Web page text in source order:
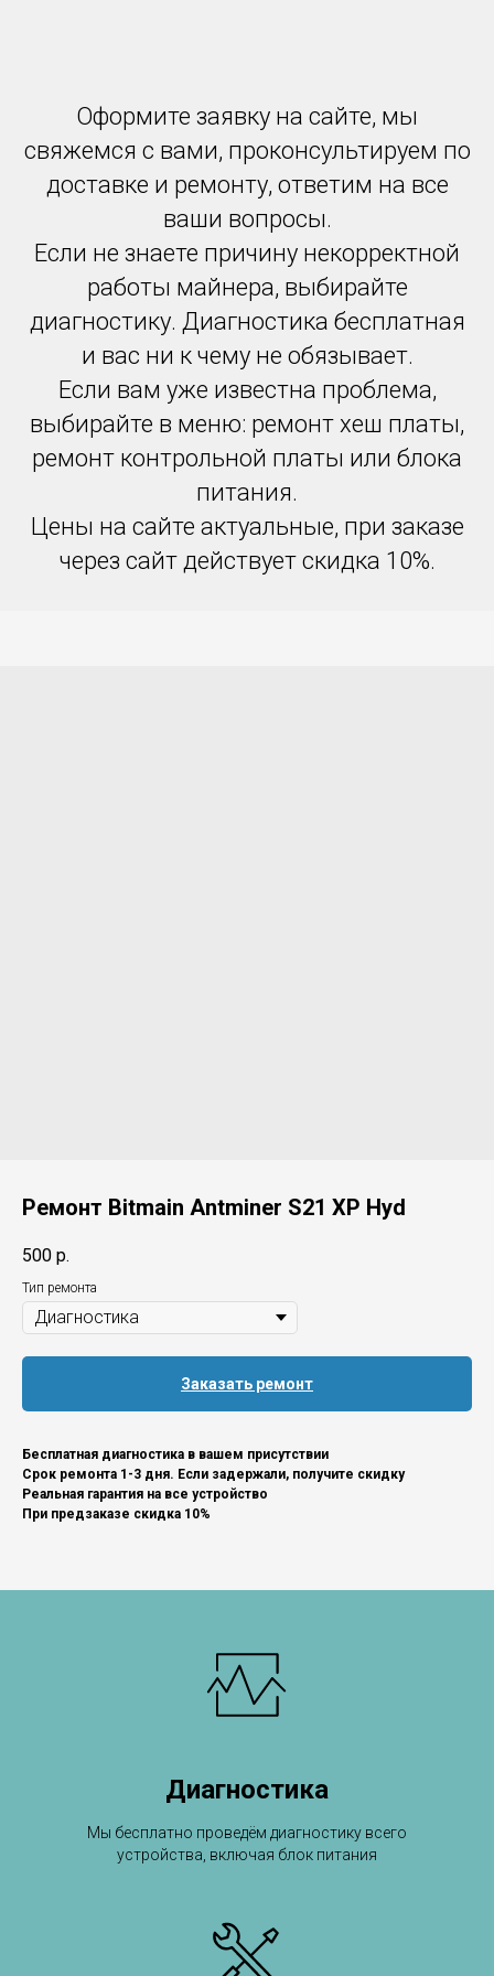
Оформите заявку на сайте, мы
свяжемся с вами, проконсультируем по
доставке и ремонту, ответим на все
ваши вопросы.
Если не знаете причину некорректной
работы майнера, выбирайте
диагностику. Диагностика бесплатная
и вас ни к чему не обязывает.
Если вам уже известна проблема,
выбирайте в меню: ремонт хеш платы,
ремонт контрольной платы или блока
питания.
Цены на сайте актуальные, при заказе
через сайт действует скидка 10%.
Ремонт Bitmain Antminer S21 XP Hyd
500 р.
Тип ремонта
Заказать ремонт
Бесплатная диагностика в вашем присутствии
Срок ремонта 1-3 дня. Если задержали, получите скидку
Реальная гарантия на все устройство
При предзаказе скидка 10%
Диагностика
Мы бесплатно проведём диагностику всего
устройства, включая блок питания